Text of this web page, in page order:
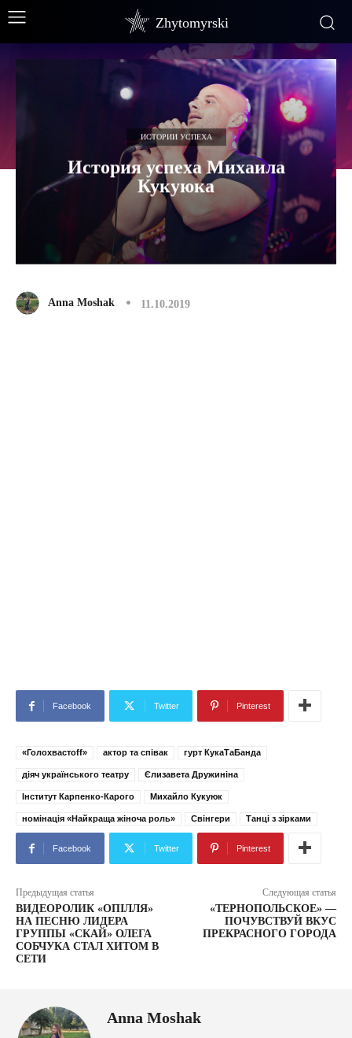
Zhytomyrski
ИСТОРИИ УСПЕХА
История успеха Михаила
Кукуюка
Anna Moshak 11.10.2019
Facebook Twitter Pinterest
«Голохвастоff» актор та співак гурт КукаТаБанда
діяч українського театру Єлизавета Дружиніна
Інститут Карпенко-Карого Михайло Кукуюк
номінація «Найкраща жіноча роль» Свінгери Танці з зірками
Facebook Twitter Pinterest
Предыдущая статья
ВИДЕОРОЛИК «ОПІЛЛЯ»
НА ПЕСНЮ ЛИДЕРА
ГРУППЫ «СКАЙ» ОЛЕГА
СОБЧУКА СТАЛ ХИТОМ В
СЕТИ
Следующая статья
«ТЕРНОПОЛЬСКОЕ» —
ПОЧУВСТВУЙ ВКУС
ПРЕКРАСНОГО ГОРОДА
Anna Moshak